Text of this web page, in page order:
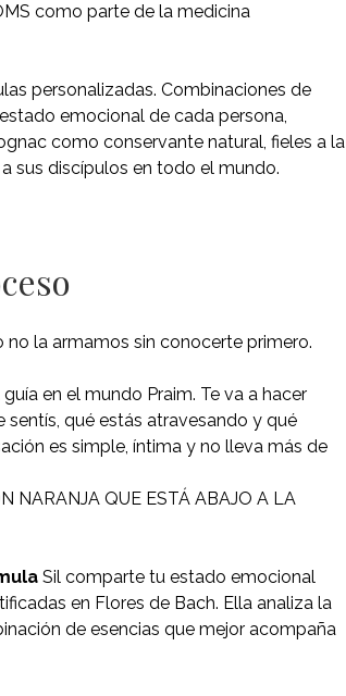
como parte de la medicina
personalizadas. Combinaciones de
emocional de cada persona,
como conservante natural, fieles a la
sus discípulos en todo el mundo.
no la armamos sin conocerte primero.
en el mundo Praim. Te va a hacer
qué estás atravesando y qué
es simple, íntima y no lleva más de
NARANJA QUE ESTÁ ABAJO A LA
Sil comparte tu estado emocional
en Flores de Bach. Ella analiza la
de esencias que mejor acompaña